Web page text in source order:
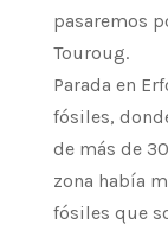
pasaremos
Touroug.
Parada en
fósiles,
de más de
zona había
fósiles que